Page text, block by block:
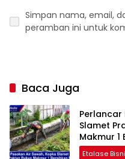
Simpan nama, email,
peramban ini untuk
Baca Juga
Perlancar
Slamet
Makmur 1
Etalase